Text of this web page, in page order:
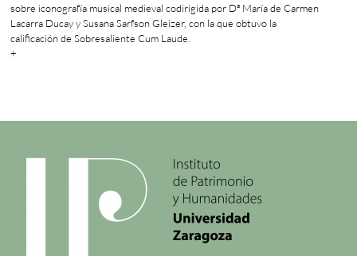
sobre iconografía musical medieval codirigida por Dª María de Carmen
Lacarra Ducay y Susana Sarfson Gleizer, con la que obtuvo la
calificación de Sobresaliente Cum Laude.
+